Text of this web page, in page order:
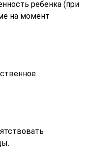
ребенка (при
на момент